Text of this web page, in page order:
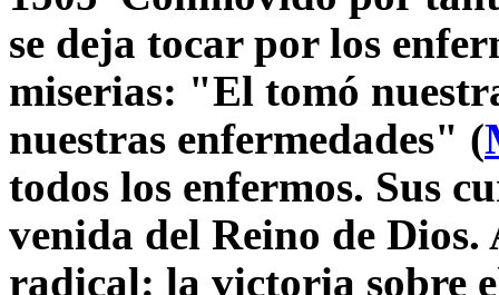
se deja tocar por los
miserias: "El tomó
nuestras enfermedades" (
todos los enfermos. Sus
venida del Reino de
radical: la victoria sobre